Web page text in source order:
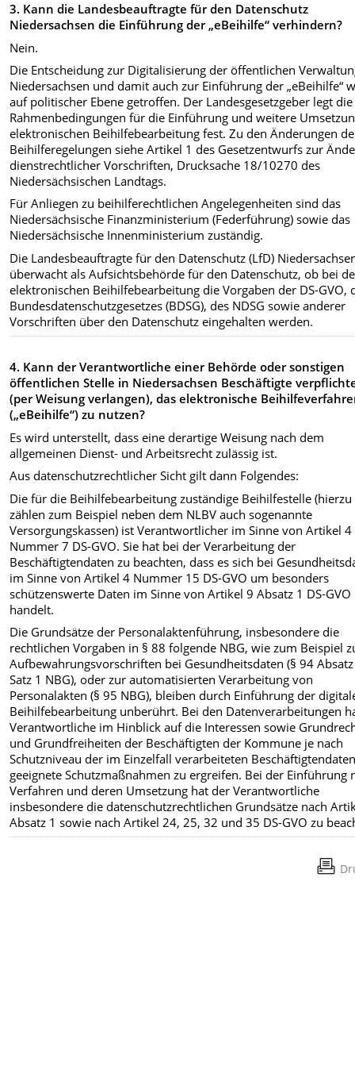
3. Kann die Landesbeauftragte für den Datenschutz
Niedersachsen die Einführung der „eBeihilfe“ verhindern?
Nein.
Die Entscheidung zur Digitalisierung der öffentlichen
Niedersachsen und damit auch zur Einführung der „eBeihilfe“
auf politischer Ebene getroffen. Der Landesgesetzgeber legt die
Rahmenbedingungen für die Einführung und weitere
elektronischen Beihilfebearbeitung fest. Zu den Änderungen
Beihilferegelungen siehe Artikel 1 des Gesetzentwurfs zur
dienstrechtlicher Vorschriften, Drucksache 18/10270 des
Niedersächsischen Landtags.
Für Anliegen zu beihilferechtlichen Angelegenheiten sind das
Niedersächsische Finanzministerium (Federführung) sowie das
Niedersächsische Innenministerium zuständig.
Die Landesbeauftragte für den Datenschutz (LfD)
überwacht als Aufsichtsbehörde für den Datenschutz, ob bei
elektronischen Beihilfebearbeitung die Vorgaben der DS-GVO,
Bundesdatenschutzgesetzes (BDSG), des NDSG sowie anderer
Vorschriften über den Datenschutz eingehalten werden.
4. Kann der Verantwortliche einer Behörde oder sonstigen
öffentlichen Stelle in Niedersachsen Beschäftigte
(per Weisung verlangen), das elektronische
(„eBeihilfe“) zu nutzen?
Es wird unterstellt, dass eine derartige Weisung nach dem
allgemeinen Dienst- und Arbeitsrecht zulässig ist.
Aus datenschutzrechtlicher Sicht gilt dann Folgendes:
Die für die Beihilfebearbeitung zuständige Beihilfestelle (hierzu
zählen zum Beispiel neben dem NLBV auch sogenannte
Versorgungskassen) ist Verantwortlicher im Sinne von Artikel 4
Nummer 7 DS-GVO. Sie hat bei der Verarbeitung der
Beschäftigtendaten zu beachten, dass es sich bei
im Sinne von Artikel 4 Nummer 15 DS-GVO um besonders
schützenswerte Daten im Sinne von Artikel 9 Absatz 1 DS-GVO
handelt.
Die Grundsätze der Personalaktenführung, insbesondere die
rechtlichen Vorgaben in § 88 folgende NBG, wie zum Beispiel
Aufbewahrungsvorschriften bei Gesundheitsdaten (§ 94
Satz 1 NBG), oder zur automatisierten Verarbeitung von
Personalakten (§ 95 NBG), bleiben durch Einführung der
Beihilfebearbeitung unberührt. Bei den Datenverarbeitungen
Verantwortliche im Hinblick auf die Interessen sowie
und Grundfreiheiten der Beschäftigten der Kommune je nach
Schutzniveau der im Einzelfall verarbeiteten
geeignete Schutzmaßnahmen zu ergreifen. Bei der Einführung
Verfahren und deren Umsetzung hat der Verantwortliche
insbesondere die datenschutzrechtlichen Grundsätze nach
Absatz 1 sowie nach Artikel 24, 25, 32 und 35 DS-GVO zu